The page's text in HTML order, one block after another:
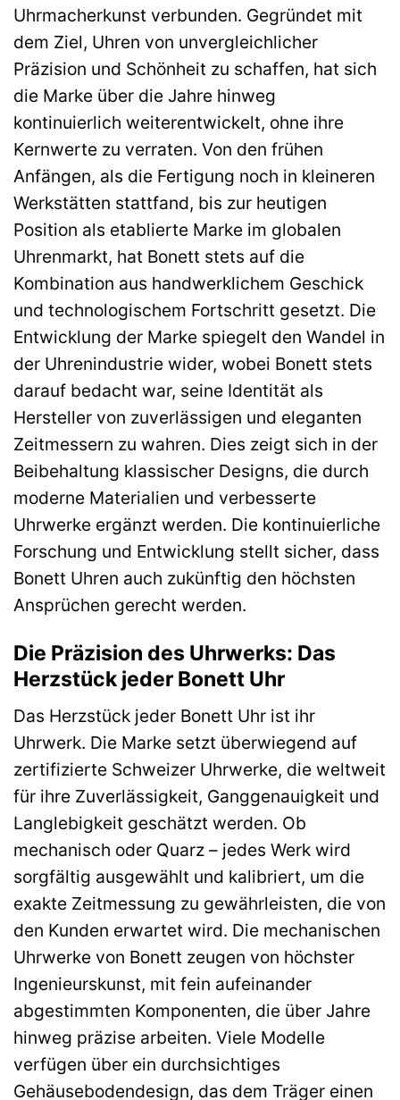
Uhrmacherkunst verbunden. Gegründet mit
dem Ziel, Uhren von unvergleichlicher
Präzision und Schönheit zu schaffen, hat sich
die Marke über die Jahre hinweg
kontinuierlich weiterentwickelt, ohne ihre
Kernwerte zu verraten. Von den frühen
Anfängen, als die Fertigung noch in kleineren
Werkstätten stattfand, bis zur heutigen
Position als etablierte Marke im globalen
Uhrenmarkt, hat Bonett stets auf die
Kombination aus handwerklichem Geschick
und technologischem Fortschritt gesetzt. Die
Entwicklung der Marke spiegelt den Wandel in
der Uhrenindustrie wider, wobei Bonett stets
darauf bedacht war, seine Identität als
Hersteller von zuverlässigen und eleganten
Zeitmessern zu wahren. Dies zeigt sich in der
Beibehaltung klassischer Designs, die durch
moderne Materialien und verbesserte
Uhrwerke ergänzt werden. Die kontinuierliche
Forschung und Entwicklung stellt sicher, dass
Bonett Uhren auch zukünftig den höchsten
Ansprüchen gerecht werden.
Die Präzision des Uhrwerks: Das
Herzstück jeder Bonett Uhr
Das Herzstück jeder Bonett Uhr ist ihr
Uhrwerk. Die Marke setzt überwiegend auf
zertifizierte Schweizer Uhrwerke, die weltweit
für ihre Zuverlässigkeit, Ganggenauigkeit und
Langlebigkeit geschätzt werden. Ob
mechanisch oder Quarz – jedes Werk wird
sorgfältig ausgewählt und kalibriert, um die
exakte Zeitmessung zu gewährleisten, die von
den Kunden erwartet wird. Die mechanischen
Uhrwerke von Bonett zeugen von höchster
Ingenieurskunst, mit fein aufeinander
abgestimmten Komponenten, die über Jahre
hinweg präzise arbeiten. Viele Modelle
verfügen über ein durchsichtiges
Gehäusebodendesign, das dem Träger einen